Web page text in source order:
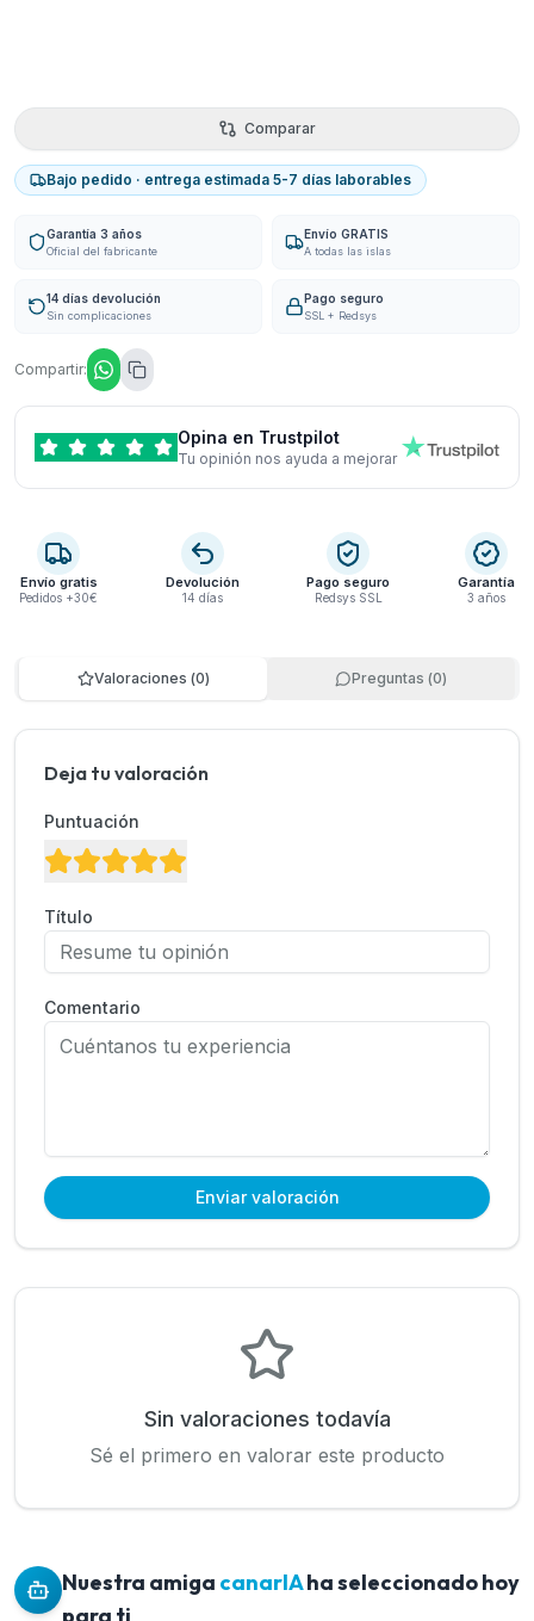
Comparar
Bajo pedido · entrega estimada 5-7 días laborables
Garantía 3 años
Oficial del fabricante
Envío GRATIS
A todas las islas
14 días devolución
Sin complicaciones
Pago seguro
SSL + Redsys
Compartir:
Opina en Trustpilot
Tu opinión nos ayuda a mejorar
Envío gratis
Pedidos +30€
Devolución
14 días
Pago seguro
Redsys SSL
Garantía
3 años
Valoraciones (0) Preguntas (0)
Deja tu valoración
Puntuación
Título
Comentario
Enviar valoración
Sin valoraciones todavía
Sé el primero en valorar este producto
Nuestra amiga canarIAha seleccionado hoy